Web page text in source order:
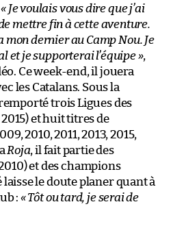
« Je voulais vous dire que j’ai
mettre fin à cette aventure.
mon dernier au Camp Nou. Je
et je supporterai l’équipe »,
Ce week-end, il jouera
les Catalans. Sous la
trois Ligues des
et huit titres de
2010, 2011, 2013, 2015,
Roja, il fait partie des
et des champions
laisse le doute planer quant à
: « Tôt ou tard, je serai de